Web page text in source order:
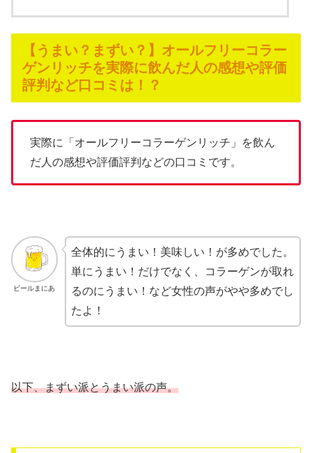
【うまい？まずい？】オールフリーコラー
ゲンリッチを実際に飲んだ人の感想や評価
評判など口コミは！？
実際に「オールフリーコラーゲンリッチ」を飲ん
だ人の感想や評価評判などの口コミです。
ビールまにあ
全体的にうまい！美味しい！が多めでした。
単にうまい！だけでなく、コラーゲンが取れ
るのにうまい！など女性の声がやや多めでし
たよ！
以下、まずい派とうまい派の声。